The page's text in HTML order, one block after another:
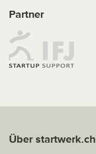
Partner
Über startwerk.ch